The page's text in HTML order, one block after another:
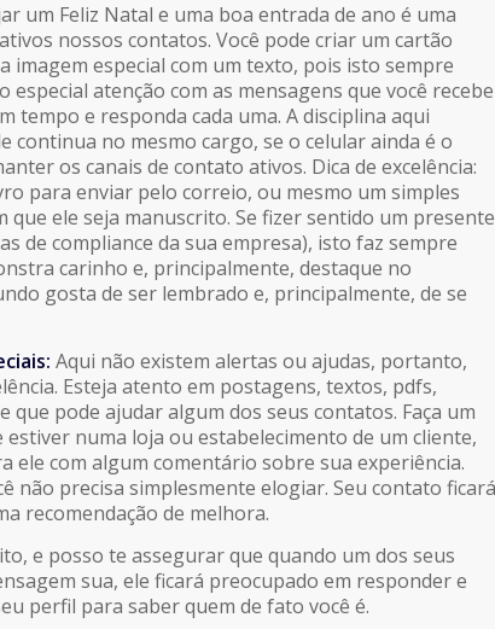
um Feliz Natal e uma boa entrada de ano é uma
nossos contatos. Você pode criar um cartão
imagem especial com um texto, pois isto sempre
especial atenção com as mensagens que você recebe
tempo e responda cada uma. A disciplina aqui
continua no mesmo cargo, se o celular ainda é o
os canais de contato ativos. Dica de excelência:
para enviar pelo correio, ou mesmo um simples
que ele seja manuscrito. Se fizer sentido um presente
de compliance da sua empresa), isto faz sempre
carinho e, principalmente, destaque no
gosta de ser lembrado e, principalmente, de se
Aqui não existem alertas ou ajudas, portanto,
Esteja atento em postagens, textos, pdfs,
que pode ajudar algum dos seus contatos. Faça um
estiver numa loja ou estabelecimento de um cliente,
ele com algum comentário sobre sua experiência.
não precisa simplesmente elogiar. Seu contato ficará
recomendação de melhora.
e posso te assegurar que quando um dos seus
sua, ele ficará preocupado em responder e
perfil para saber quem de fato você é.